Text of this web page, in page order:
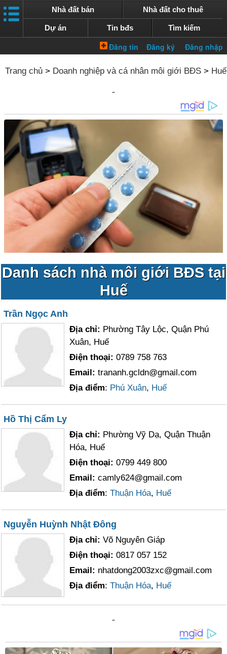
Nhà đất bán Nhà đất cho thuê
Dự án Tin bđs Tìm kiếm
Trang chủ > Doanh nghiệp và cá nhân môi giới BĐS > Huế
Danh sách nhà môi giới BĐS tại
Huế
Trần Ngọc Anh
Địa chỉ: Phường Tây Lộc, Quận Phú
Xuân, Huế
Điện thoại:0789 758 763
Email:trananh.gcldn@gmail.com
Địa điểm: Phú Xuân, Huế
Hồ Thị Cẩm Ly
Địa chỉ: Phường Vỹ Dạ, Quận Thuận
Hóa, Huế
Điện thoại:0799 449 800
Email:camly624@gmail.com
Địa điểm:Thuận Hóa, Huế
Nguyễn Huỳnh Nhật Đông
Địa chỉ:Võ Nguyên Giáp
Điện thoại:0817 057 152
Email: nhatdong2003zxc@gmail.com
Địa điểm:Thuận Hóa, Huế